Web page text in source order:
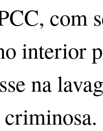
com
interior
na